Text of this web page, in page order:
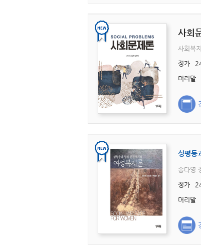
사회
사회복
정가
성평등
송다영
정가